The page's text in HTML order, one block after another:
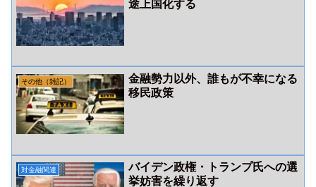
途上国化する
その他（雑記）
金融勢力以外、誰もが不幸になる
移民政策
対金融関連
バイデン政権・トランプ氏への選
挙妨害を繰り返す